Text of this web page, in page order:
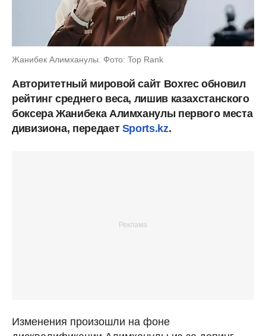
Жанибек Алимханулы. Фото: Top Rank
Авторитетный мировой сайт Boxrec обновил
рейтинг среднего веса, лишив казахстанского
боксера Жанибека Алимханулы первого места
дивизиона, передает Sports.kz.
Изменения произошли на фоне